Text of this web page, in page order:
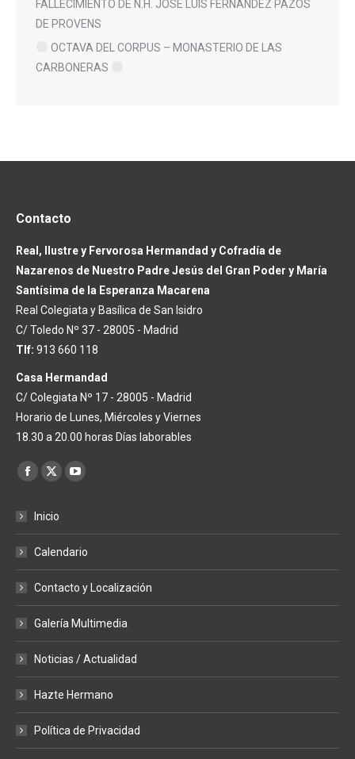
FALLECIMIENTO DE N.H. JOSÉ LUIS FERNÁNDEZ PAZOS
DE PROVENS
OCTAVA DEL CORPUS – MONASTERIO DE LAS
CARBONERAS
Contacto
Real, Ilustre y Fervorosa Hermandad y Cofradía de
Nazarenos de Nuestro Padre Jesús del Gran Poder y María
Santísima de la Esperanza Macarena
Real Colegiata y Basílica de San Isidro
C/ Toledo Nº 37 - 28005 - Madrid
Tlf: 913 660 118
Casa Hermandad
C/ Colegiata Nº 17 - 28005 - Madrid
Horario de Lunes, Miércoles y Viernes
18.30 a 20.00 horas Días laborables
Encuéntranos en:
Facebook
opens
window
X
opens
window
YouTube
window
Inicio
Calendario
Contacto y Localización
Galería Multimedia
Noticias / Actualidad
Hazte Hermano
Política de Privacidad